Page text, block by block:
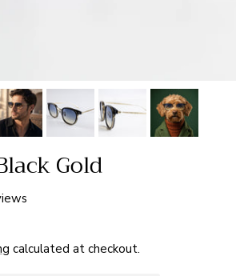
Gold
calculated at checkout.